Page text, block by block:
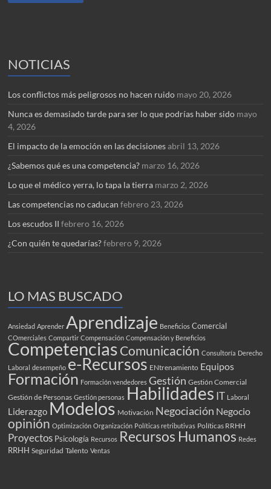
NOTICIAS
Los conflictos más peligrosos no hacen ruido mayo 20, 2026
Nunca es demasiado tarde para ser lo que podrías haber sido mayo
4, 2026
El impacto de la emoción en las decisiones abril 13, 2026
¿Sabemos qué es una competencia? marzo 16, 2026
Lo que el médico yerra, lo tapa la tierra marzo 2, 2026
Las competencias no caducan febrero 23, 2026
Los escudos II febrero 16, 2026
¿Con quién te quedarías? febrero 9, 2026
LO MAS BUSCADO
Ansiedad Aprender Aprendizaje Beneficios Comercial
COmerciales Compartir Compensación Compensación y Beneficios
Competencias Comunicación Consultoría Derecho
Laboral desempeño e-Recursos ENtrenamiento Equipos
Formación Formación vendedores Gestión Gestión Comercial
Gestión de Personas Gestión personas Habilidades IT Laboral
Liderazgo Modelos Motivación Negociación Negocio
opinión Optimización Organización Políticas retributivas Políticas RRHH
Proyectos Psicología Recursos Recursos Humanos Redes
RRHH Seguridad Talento Ventas